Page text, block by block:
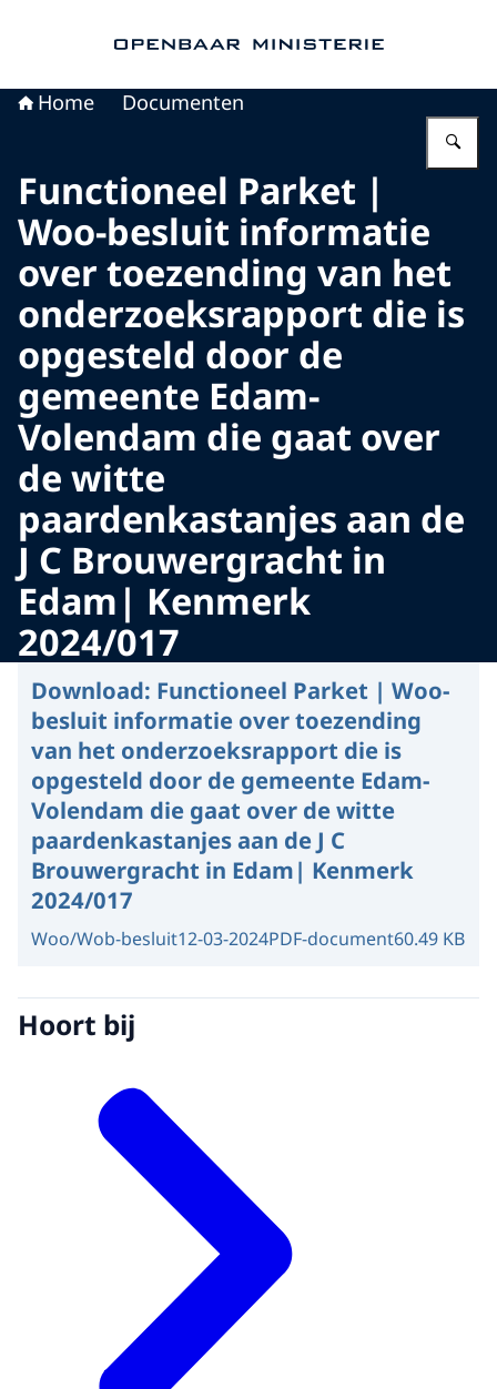
Home Documenten
Functioneel Parket |
Woo-besluit informatie
over toezending van het
onderzoeksrapport die is
opgesteld door de
gemeente Edam-
Volendam die gaat over
de witte
paardenkastanjes aan de
J C Brouwergracht in
Edam| Kenmerk
2024/017
Download: Functioneel Parket | Woo-
besluit informatie over toezending
van het onderzoeksrapport die is
opgesteld door de gemeente Edam-
Volendam die gaat over de witte
paardenkastanjes aan de J C
Brouwergracht in Edam| Kenmerk
2024/017
Woo/Wob-besluit12-03-2024PDF-document60.49 KB
Hoort bij